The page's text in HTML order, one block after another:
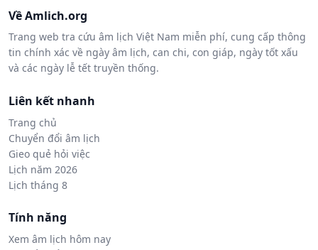
Về Amlich.org
Trang web tra cứu âm lịch Việt Nam miễn phí, cung cấp thông
tin chính xác về ngày âm lịch, can chi, con giáp, ngày tốt xấu
và các ngày lễ tết truyền thống.
Liên kết nhanh
Trang chủ
Chuyển đổi âm lịch
Gieo quẻ hỏi việc
Lịch năm 2026
Lịch tháng 8
Tính năng
Xem âm lịch hôm nay